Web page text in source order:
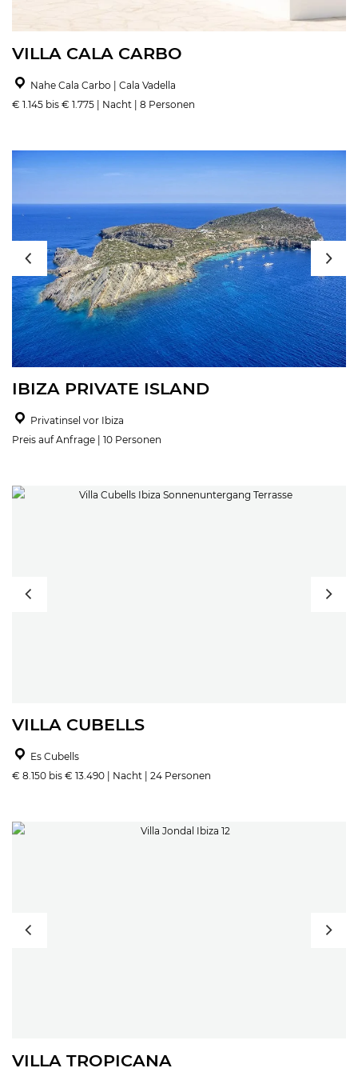
VILLA CALA CARBO
Nahe Cala Carbo | Cala Vadella
€ 1.145 bis € 1.775 | Nacht | 8 Personen
IBIZA PRIVATE ISLAND
Privatinsel vor Ibiza
Preis auf Anfrage | 10 Personen
VILLA CUBELLS
Es Cubells
€ 8.150 bis € 13.490 | Nacht | 24 Personen
VILLA TROPICANA